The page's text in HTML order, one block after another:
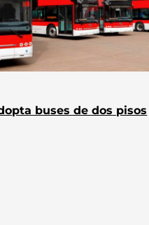
buses de dos pisos